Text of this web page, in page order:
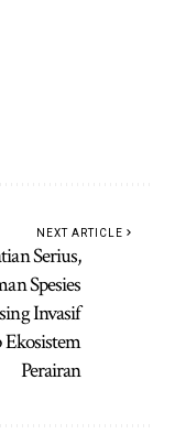
NEXT ARTICLE
Serius,
Spesies
Invasif
Ekosistem
Perairan